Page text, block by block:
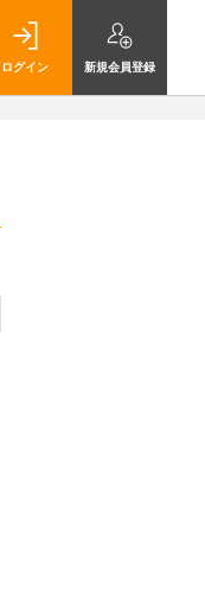
ログイン 新規会員登録